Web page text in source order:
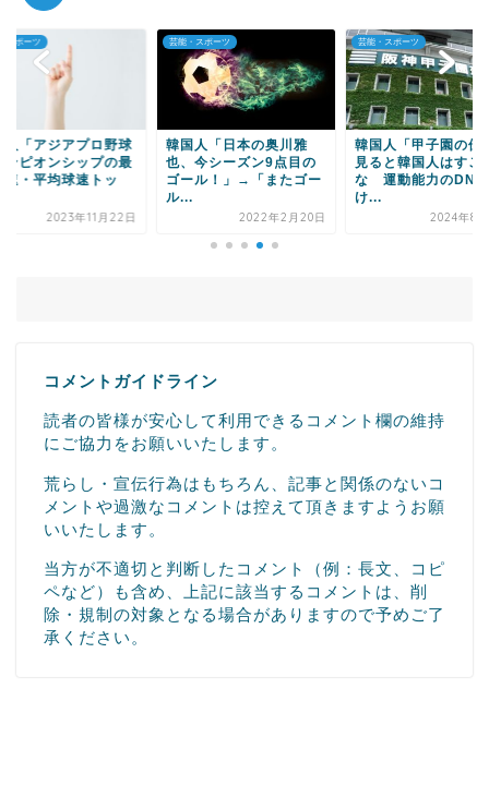
Powered by livedoor 相互RSS
スポーツ
人「アジアプロ野球
ンピオンシップの最
速・平均球速トッ
2023年11月22日
芸能・スポーツ
韓国人「日本の奥川雅
也、今シーズン9点目の
ゴール！」→「またゴー
ル...
2022年2月20日
芸能・スポーツ
韓国人「甲子園の優
見ると韓国人はすご
な 運動能力のDNA
け...
2024年8
コメントガイドライン
読者の皆様が安心して利用できるコメント欄の維持
にご協力をお願いいたします。
荒らし・宣伝行為はもちろん、記事と関係のないコ
メントや過激なコメントは控えて頂きますようお願
いいたします。
当方が不適切と判断したコメント（例：長文、コピ
ペなど）も含め、上記に該当するコメントは、削
除・規制の対象となる場合がありますので予めご了
承ください。